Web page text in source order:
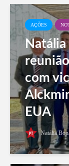
AÇÕES
com
EUA
Natália